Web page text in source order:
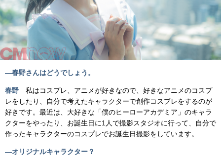
―春野さんはどうでしょう。
春野 私はコスプレ、アニメが好きなので、好きなアニメのコスプ
レをしたり、自分で考えたキャラクターで創作コスプレをするのが
好きです。最近は、大好きな「僕のヒーローアカデミア」のキャラ
クターをやったり、お誕生日に1人で撮影スタジオに行って、自分で
作ったキャラクターのコスプレでお誕生日撮影をしています。
―オリジナルキャラクター？